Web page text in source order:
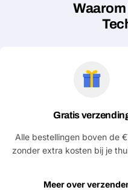
Velden gemarkeerd met *
Gratis
Alle bestellingen boven de
zonder extra kosten bij je
Meer over